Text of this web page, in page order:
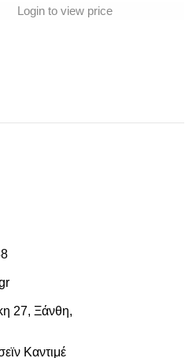
Login to view price
27, Ξάνθη,
Καντιμέ